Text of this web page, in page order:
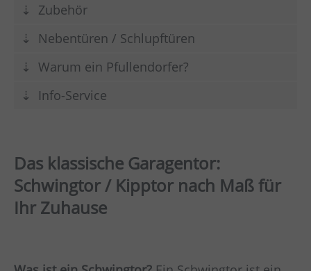
Zubehör
Nebentüren / Schlupftüren
Warum ein Pfullendorfer?
Info-Service
Das klassische Garagentor:
Schwingtor / Kipptor nach Maß für
Ihr Zuhause